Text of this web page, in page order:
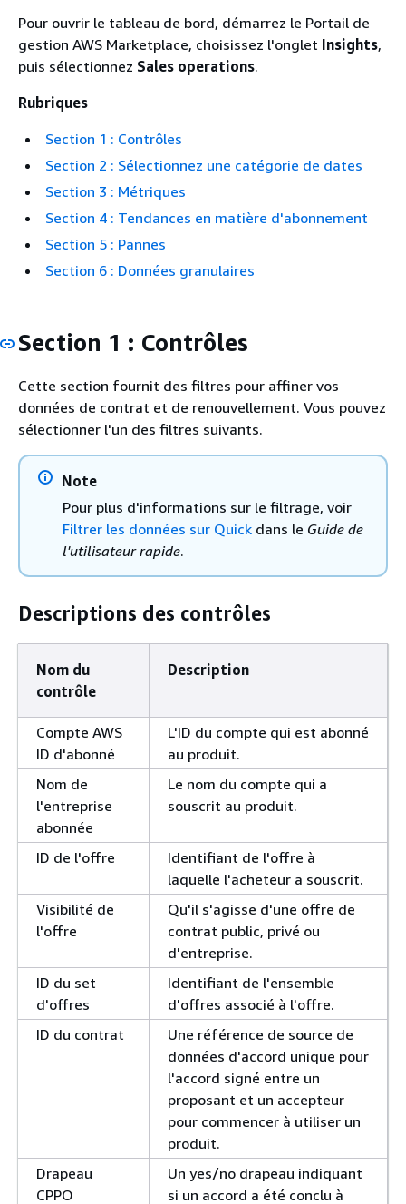
Pour ouvrir le tableau de bord, démarrez le Portail de
gestion AWS Marketplace, choisissez l'onglet Insights,
puis sélectionnez Sales operations.
Rubriques
Section 1 : Contrôles
Section 2 : Sélectionnez une catégorie de dates
Section 3 : Métriques
Section 4 : Tendances en matière d'abonnement
Section 5 : Pannes
Section 6 : Données granulaires
Section 1 : Contrôles
Cette section fournit des filtres pour affiner vos
données de contrat et de renouvellement. Vous pouvez
sélectionner l'un des filtres suivants.
Note
Pour plus d'informations sur le filtrage, voir
Filtrer les données sur Quick dans le Guide de
l'utilisateur rapide.
Descriptions des contrôles
Nom du
contrôle
Description
Compte AWS
ID d'abonné
L'ID du compte qui est abonné
au produit.
Nom de
l'entreprise
abonnée
Le nom du compte qui a
souscrit au produit.
ID de l'offre
Identifiant de l'offre à
laquelle l'acheteur a souscrit.
Visibilité de
l'offre
Qu'il s'agisse d'une offre de
contrat public, privé ou
d'entreprise.
ID du set
d'offres
Identifiant de l'ensemble
d'offres associé à l'offre.
ID du contrat
Une référence de source de
données d'accord unique pour
l'accord signé entre un
proposant et un accepteur
pour commencer à utiliser un
produit.
Drapeau
CPPO
Un yes/no drapeau indiquant
si un accord a été conclu à